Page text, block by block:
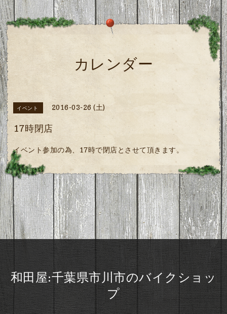
カレンダー
イベント 2016-03-26 (土)
17時閉店
イベント参加の為、17時で閉店とさせて頂きます。
和田屋:千葉県市川市のバイクショッ
プ